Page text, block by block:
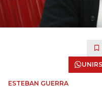
ESTEBAN GUERRA